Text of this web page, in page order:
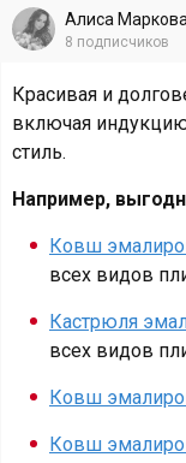
Алиса Маркова
8 подписчиков
Красивая и
включая
стиль.
Например,
Ковш
всех видов
Кастрюля
всех видов
Ковш
Ковш